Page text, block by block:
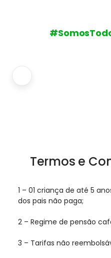
Termos e
1 – 01 criança de até 5
dos pais não paga;
2 – Regime de pensão
3 – Tarifas não